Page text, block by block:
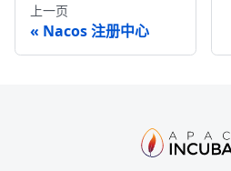
上一页
Nacos 注册中心